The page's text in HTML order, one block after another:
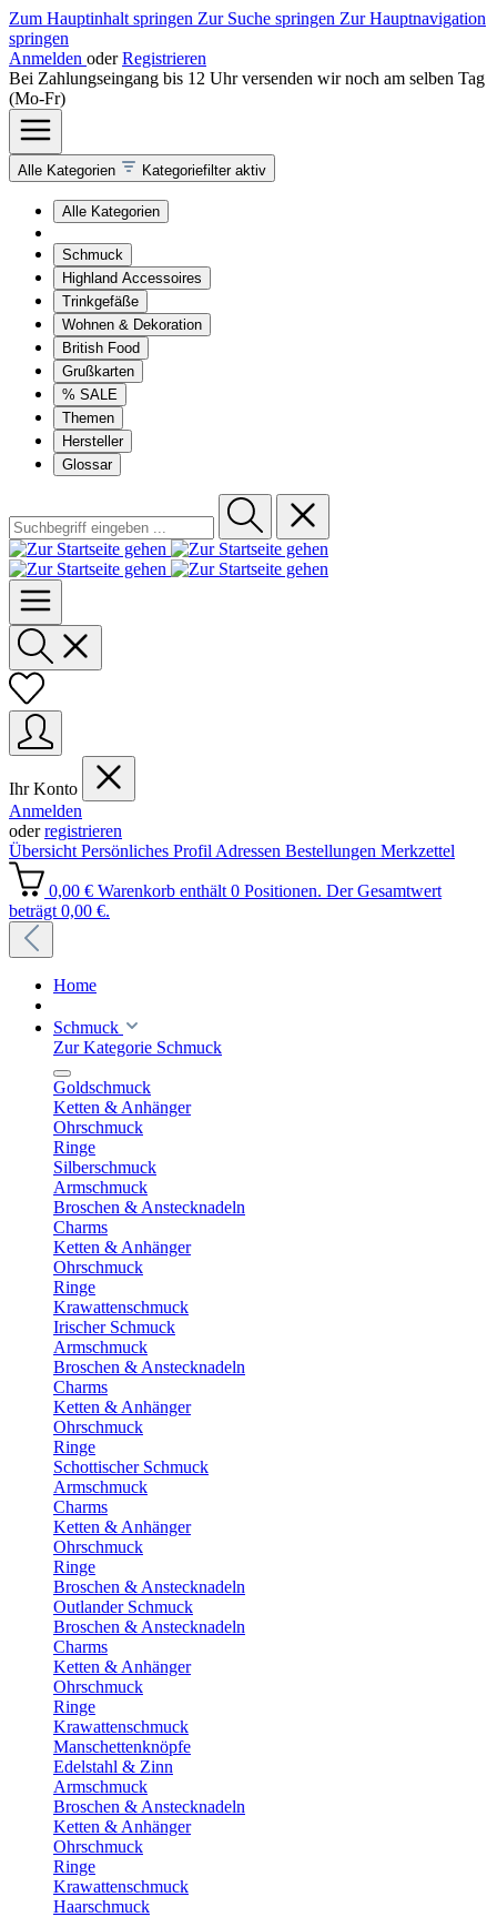
Zum Hauptinhalt springen Zur Suche springen Zur Hauptnavigation
springen
Anmelden oder Registrieren
Bei Zahlungseingang bis 12 Uhr versenden wir noch am selben Tag
(Mo-Fr)
Alle Kategorien Kategoriefilter aktiv
Alle Kategorien
Schmuck
Highland Accessoires
Trinkgefäße
Wohnen & Dekoration
British Food
Grußkarten
% SALE
Themen
Hersteller
Glossar
Ihr Konto
Anmelden
oderregistrieren
Übersicht Persönliches Profil Adressen Bestellungen Merkzettel
0,00 € Warenkorb enthält 0 Positionen. Der Gesamtwert
beträgt 0,00 €.
Home
Schmuck
Zur Kategorie Schmuck
Goldschmuck
Ketten & Anhänger
Ohrschmuck
Ringe
Silberschmuck
Armschmuck
Broschen & Anstecknadeln
Charms
Ketten & Anhänger
Ohrschmuck
Ringe
Krawattenschmuck
Irischer Schmuck
Armschmuck
Broschen & Anstecknadeln
Charms
Ketten & Anhänger
Ohrschmuck
Ringe
Schottischer Schmuck
Armschmuck
Charms
Ketten & Anhänger
Ohrschmuck
Ringe
Broschen & Anstecknadeln
Outlander Schmuck
Broschen & Anstecknadeln
Charms
Ketten & Anhänger
Ohrschmuck
Ringe
Krawattenschmuck
Manschettenknöpfe
Edelstahl & Zinn
Armschmuck
Broschen & Anstecknadeln
Ketten & Anhänger
Ohrschmuck
Ringe
Krawattenschmuck
Haarschmuck